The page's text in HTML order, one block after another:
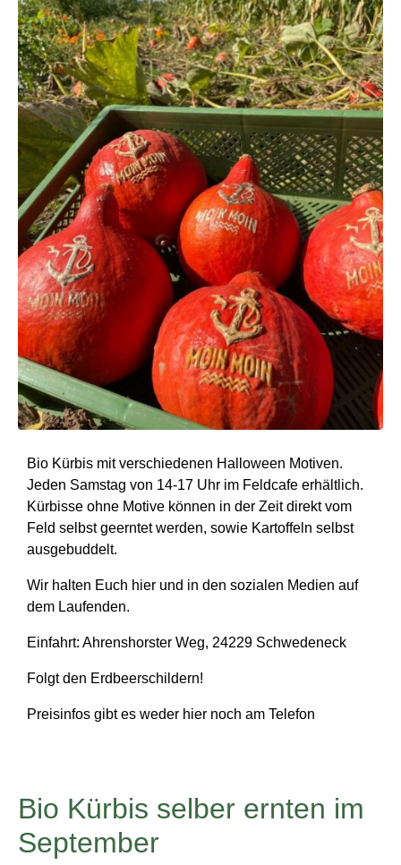
Bio Kürbis mit verschiedenen Halloween Motiven.
Jeden Samstag von 14-17 Uhr im Feldcafe erhältlich.
Kürbisse ohne Motive können in der Zeit direkt vom
Feld selbst geerntet werden, sowie Kartoffeln selbst
ausgebuddelt.
Wir halten Euch hier und in den sozialen Medien auf
dem Laufenden.
Einfahrt: Ahrenshorster Weg, 24229 Schwedeneck
Folgt den Erdbeerschildern!
Preisinfos gibt es weder hier noch am Telefon
Bio Kürbis selber ernten im
September